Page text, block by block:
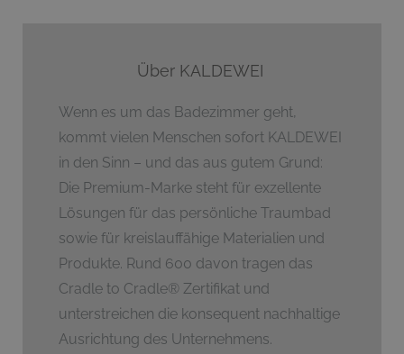
Über KALDEWEI
Wenn es um das Badezimmer geht,
kommt vielen Menschen sofort KALDEWEI
in den Sinn – und das aus gutem Grund:
Die Premium-Marke steht für exzellente
Lösungen für das persönliche Traumbad
sowie für kreislauffähige Materialien und
Produkte. Rund 600 davon tragen das
Cradle to Cradle® Zertifikat und
unterstreichen die konsequent nachhaltige
Ausrichtung des Unternehmens.